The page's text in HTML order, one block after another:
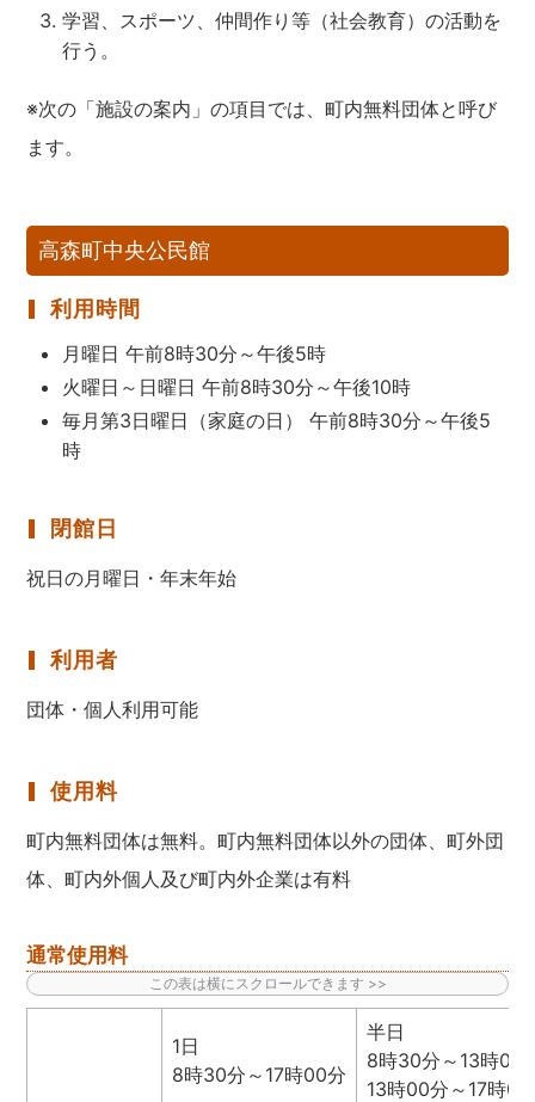
学習、スポーツ、仲間作り等（社会教育）の活動を
行う。
※次の「施設の案内」の項目では、町内無料団体と呼び
ます。
高森町中央公民館
利用時間
月曜日 午前8時30分～午後5時
火曜日～日曜日 午前8時30分～午後10時
毎月第3日曜日（家庭の日） 午前8時30分～午後5
時
閉館日
祝日の月曜日・年末年始
利用者
団体・個人利用可能
使用料
町内無料団体は無料。町内無料団体以外の団体、町外団
体、町内外個人及び町内外企業は有料
通常使用料
1日
8時30分～17時00分
半日
8時30分～13時00
13時00分～17時00